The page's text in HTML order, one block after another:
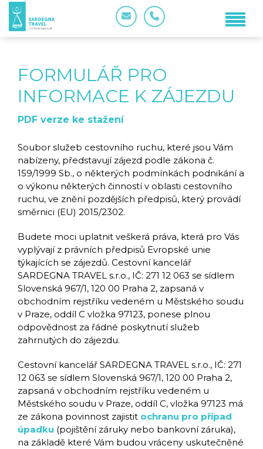
FORMULÁŘ PRO
INFORMACE K ZÁJEZDU
PDF verze ke stažení
Soubor služeb cestovního ruchu, které jsou Vám
nabízeny, představují zájezd podle zákona č.
159/1999 Sb., o některých podmínkách podnikání a
o výkonu některých činností v oblasti cestovního
ruchu, ve znění pozdějších předpisů, který provádí
směrnici (EU) 2015/2302.
Budete moci uplatnit veškerá práva, která pro Vás
vyplývají z právních předpisů Evropské unie
týkajících se zájezdů. Cestovní kancelář
SARDEGNA TRAVEL s.r.o., IČ: 271 12 063 se sídlem
Slovenská 967/1, 120 00 Praha 2, zapsaná v
obchodním rejstříku vedeném u Městského soudu
v Praze, oddíl C vložka 97123, ponese plnou
odpovědnost za řádné poskytnutí služeb
zahrnutých do zájezdu.
Cestovní kancelář SARDEGNA TRAVEL s.r.o., IČ: 271
12 063 se sídlem Slovenská 967/1, 120 00 Praha 2,
zapsaná v obchodním rejstříku vedeném u
Městského soudu v Praze, oddíl C, vložka 97123 má
ze zákona povinnost zajistit ochranu pro případ
úpadku (pojištění záruky nebo bankovní záruka),
na základě které Vám budou vráceny uskutečněné